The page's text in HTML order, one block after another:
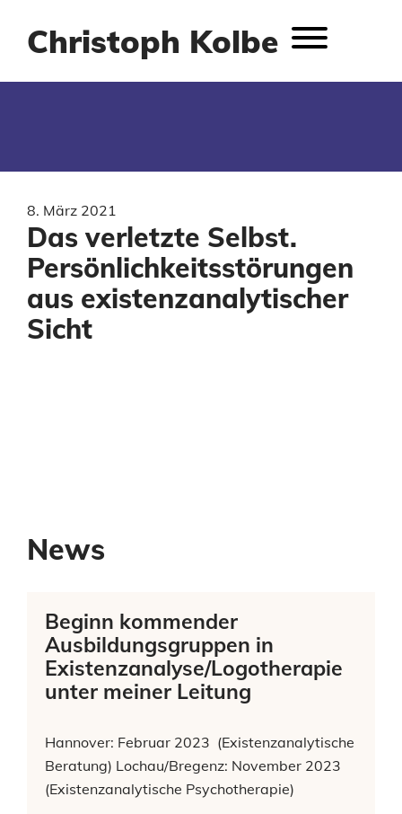
Christoph Kolbe
8. März 2021
Das verletzte Selbst.
Persönlichkeitsstörungen
aus existenzanalytischer
Sicht
News
Beginn kommender
Ausbildungsgruppen in
Existenzanalyse/Logotherapie
unter meiner Leitung
Hannover: Februar 2023 (Existenzanalytische
Beratung) Lochau/Bregenz: November 2023
(Existenzanalytische Psychotherapie)